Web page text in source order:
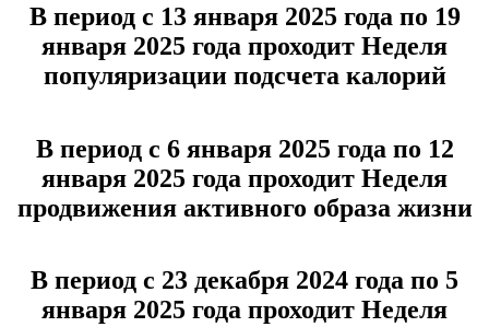
В период с 13 января 2025 года по 19
января 2025 года проходит Неделя
популяризации подсчета калорий
В период с 6 января 2025 года по 12
января 2025 года проходит Неделя
продвижения активного образа жизни
В период с 23 декабря 2024 года по 5
января 2025 года проходит Неделя